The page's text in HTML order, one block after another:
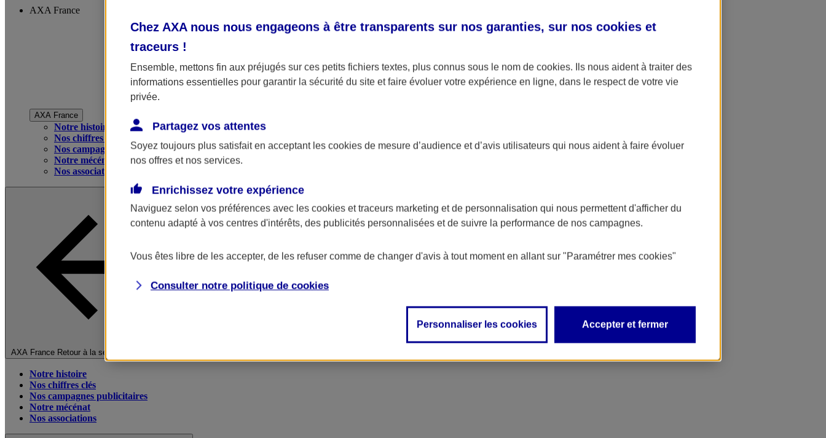
AXA France
AXA France
Notre histoire
Nos chiffres clés
Nos campagnes publicitaires
Notre mécénat
Nos associations
AXA France Retour à la section précédente
Notre histoire
Nos chiffres clés
Nos campagnes publicitaires
Notre mécénat
Nos associations
Chez AXA nous nous engageons à être transparents sur nos garanties, sur nos cookies et
traceurs !
Ensemble, mettons fin aux préjugés sur ces petits fichiers textes, plus connus sous le nom de cookies. Ils nous aident à traiter des
informations essentielles pour garantir la sécurité du site et faire évoluer votre expérience en ligne, dans le respect de votre vie
privée.
Partagez vos attentes
Soyez toujours plus satisfait en acceptant les cookies de mesure d’audience et d’avis utilisateurs qui nous aident à faire évoluer
nos offres et nos services.
Enrichissez votre expérience
Naviguez selon vos préférences avec les cookies et traceurs marketing et de personnalisation qui nous permettent d'afficher du
contenu adapté à vos centres d'intérêts, des publicités personnalisées et de suivre la performance de nos campagnes.
Vous êtes libre de les accepter, de les refuser comme de changer d'avis à tout moment en allant sur "Paramétrer mes cookies"
Consulter notre politique de cookies
Personnaliser les cookies Accepter et fermer